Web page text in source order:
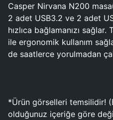
Casper Nirvana N200
2 adet USB3.2 ve 2 adet
hızlıca bağlamanızı
ile ergonomik kullanım
de saatlerce yorulmadan
*Ürün görselleri temsilidir!
olduğunuz içeriğe göre